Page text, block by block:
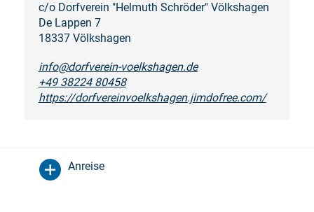
c/o Dorfverein "Helmuth Schröder" Völkshagen
De Lappen 7
18337 Völkshagen
info@dorfverein-voelkshagen.de
+49 38224 80458
https://dorfvereinvoelkshagen.jimdofree.com/
Anreise